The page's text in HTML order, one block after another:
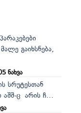
გაიხსნება,
ნახვა
სრუტესთან
აშშ-ც არის ჩ...